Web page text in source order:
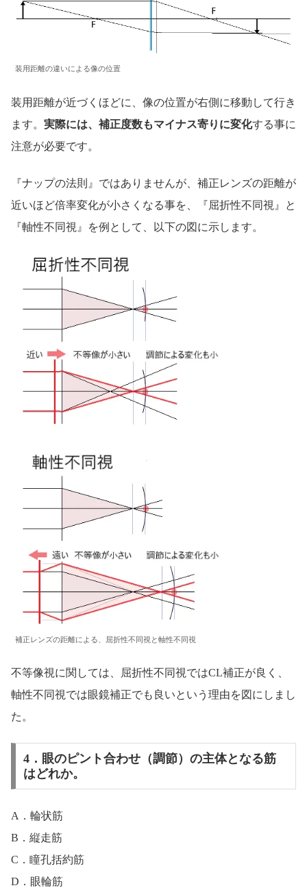
装用距離の違いによる像の位置
装用距離が近づくほどに、像の位置が右側に移動して行き
ます。 実際には、補正度数もマイナス寄りに変化する事に
注意が必要です。
『ナップの法則』ではありませんが、補正レンズの距離が
近いほど倍率変化が小さくなる事を、『屈折性不同視』と
『軸性不同視』を例として、以下の図に示します。
補正レンズの距離による、屈折性不同視と軸性不同視
不等像視に関しては、屈折性不同視ではCL補正が良く、
軸性不同視では眼鏡補正でも良いという理由を図にしまし
た。
4．眼のピント合わせ（調節）の主体となる筋
はどれか。
A．輪状筋
B．縦走筋
C．瞳孔括約筋
D．眼輪筋